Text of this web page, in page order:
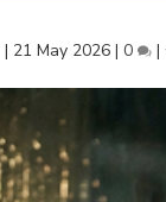
| 21 May 2026 |0 |